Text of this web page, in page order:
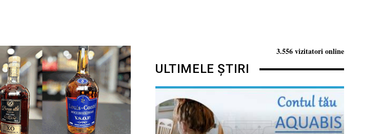
3.556 vizitatori online
ULTIMELE ȘTIRI